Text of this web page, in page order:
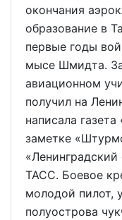
окончания
образование в
первые годы
мысе Шмидта.
авиационном
получил на
написала
заметке
ТАСС. Боевое
молодой пилот,
полуострова